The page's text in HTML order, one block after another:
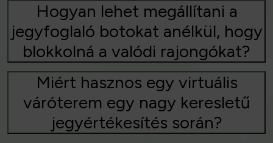
Hogyan lehet megállítani a
jegyfoglaló botokat anélkül, hogy
blokkolná a valódi rajongókat?
Miért hasznos egy virtuális
váróterem egy nagy keresletű
jegyértékesítés során?